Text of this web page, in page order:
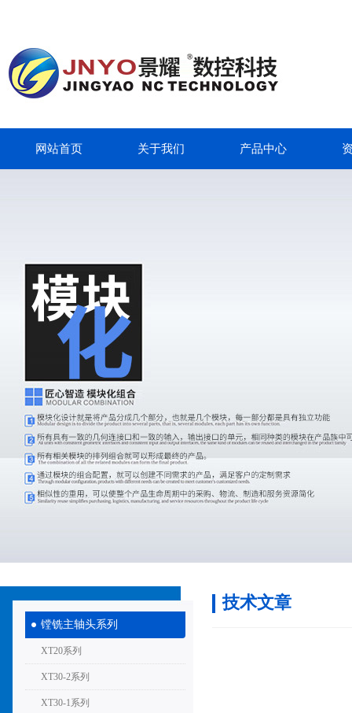
网站首页 关于我们 产品中心
镗铣主轴头系列
XT20系列
XT30-2系列
XT30-1系列
技术文章